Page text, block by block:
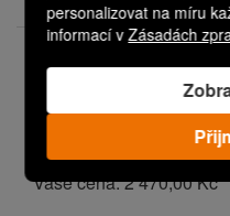
personalizovat na míru
informací vZásadách
TW SAN
Sanační
Vaše cena:2 470,00 Kč